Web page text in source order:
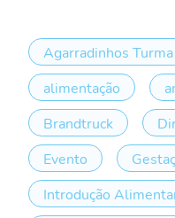
Agarradinhos
alimentação
Brandtruck
Evento
Introdução